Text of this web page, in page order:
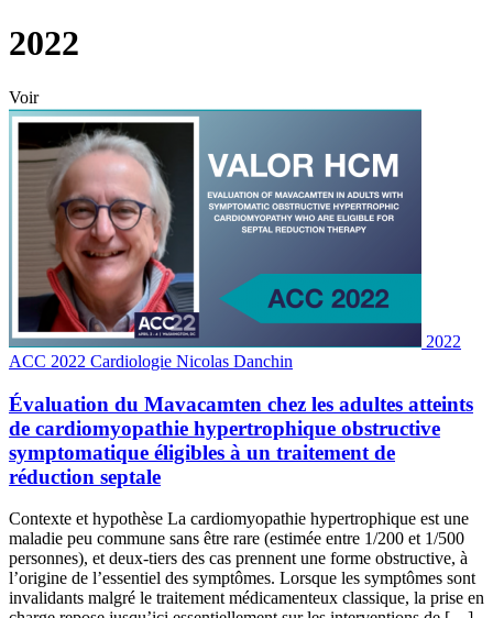
2022
Voir
2022
ACC 2022 Cardiologie Nicolas Danchin
Évaluation du Mavacamten chez les adultes atteints
de cardiomyopathie hypertrophique obstructive
symptomatique éligibles à un traitement de
réduction septale
Contexte et hypothèse La cardiomyopathie hypertrophique est une
maladie peu commune sans être rare (estimée entre 1/200 et 1/500
personnes), et deux-tiers des cas prennent une forme obstructive, à
l’origine de l’essentiel des symptômes. Lorsque les symptômes sont
invalidants malgré le traitement médicamenteux classique, la prise en